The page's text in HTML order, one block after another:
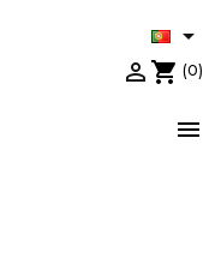

 shopping_cart (0)
